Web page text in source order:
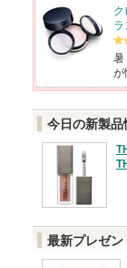
ク
ラ
暑
が
今日の新製品
最新プレゼン